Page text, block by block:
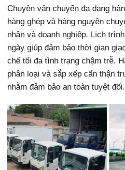
Chuyên vận chuyển đa dạng
hàng ghép và hàng nguyên
nhân và doanh nghiệp. Lịch
ngày giúp đảm bảo thời gian
chế tối đa tình trạng chậm trễ.
phân loại và sắp xếp cẩn thận
nhằm đảm bảo an toàn tuyệt đối.